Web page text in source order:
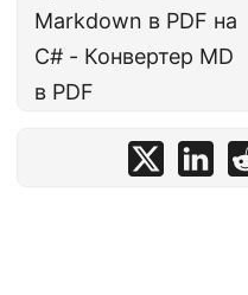
Markdown в PDF на
C# - Конвертер MD
в PDF